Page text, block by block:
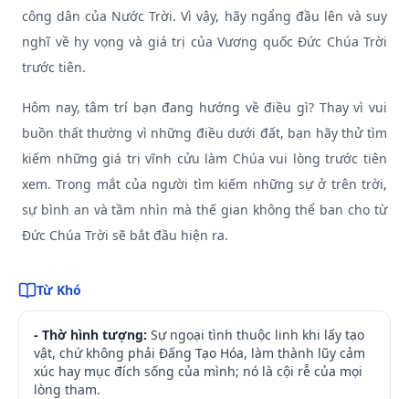
công dân của Nước Trời. Vì vậy, hãy ngẩng đầu lên và suy
nghĩ về hy vọng và giá trị của Vương quốc Đức Chúa Trời
trước tiên.
Hôm nay, tâm trí bạn đang hướng về điều gì? Thay vì vui
buồn thất thường vì những điều dưới đất, bạn hãy thử tìm
kiếm những giá trị vĩnh cửu làm Chúa vui lòng trước tiên
xem. Trong mắt của người tìm kiếm những sự ở trên trời,
sự bình an và tầm nhìn mà thế gian không thể ban cho từ
Đức Chúa Trời sẽ bắt đầu hiện ra.
Từ Khó
- Thờ hình tượng: Sự ngoại tình thuộc linh khi lấy tạo
vật, chứ không phải Đấng Tạo Hóa, làm thành lũy cảm
xúc hay mục đích sống của mình; nó là cội rễ của mọi
lòng tham.